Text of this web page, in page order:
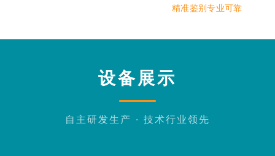
精准鉴别专业可靠
设备展示
自主研发生产 · 技术行业领先